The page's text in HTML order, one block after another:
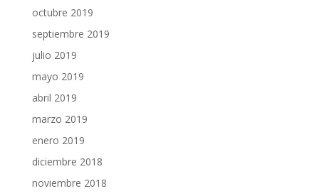
octubre 2019
septiembre 2019
julio 2019
mayo 2019
abril 2019
marzo 2019
enero 2019
diciembre 2018
noviembre 2018